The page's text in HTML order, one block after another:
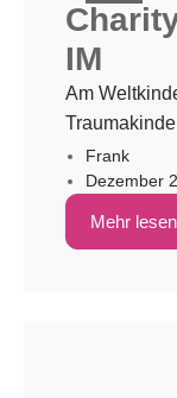
IM
Am
Managers
Frankfurt am
einem
Frank
Dezember
Mehr